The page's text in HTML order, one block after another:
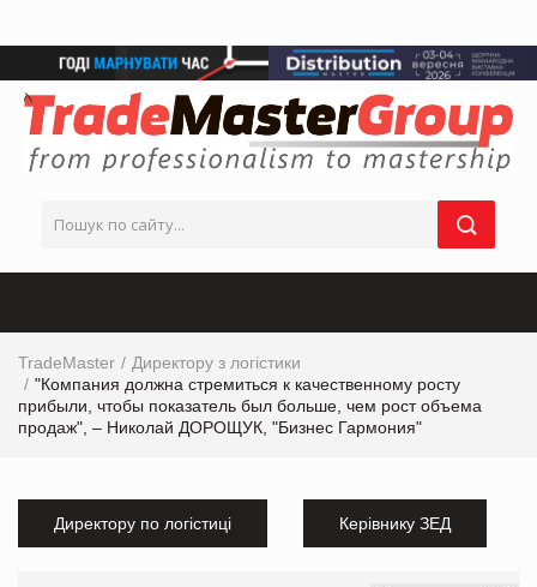
TradeMaster
Директору з логістики
"Компания должна стремиться к качественному росту
прибыли, чтобы показатель был больше, чем рост объема
продаж", – Николай ДОРОЩУК, "Бизнес Гармония"
Директору по логістиці Керівнику ЗЕД